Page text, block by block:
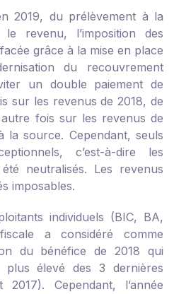
2019, du prélèvement à la
revenu, l’imposition des
grâce à la mise en place
du recouvrement
un double paiement de
sur les revenus de 2018, de
fois sur les revenus de
la source. Cependant, seuls
c’est-à-dire les
neutralisés. Les revenus
imposables.
individuels (BIC, BA,
a considéré comme
du bénéfice de 2018 qui
élevé des 3 dernières
Cependant, l’année